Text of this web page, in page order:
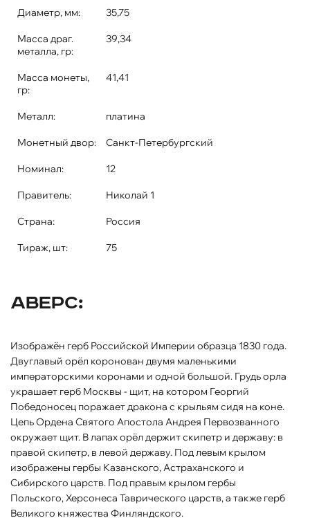
Диаметр, мм: 35,75
Масса драг.
металла, гр:
39,34
Масса монеты,
гр:
41,41
Металл: платина
Монетный двор: Санкт-Петербургский
Номинал: 12
Правитель: Николай 1
Страна: Россия
Тираж, шт: 75
Аверс:
Изображён герб Российской Империи образца 1830 года.
Двуглавый орёл коронован двумя маленькими
императорскими коронами и одной большой. Грудь орла
украшает герб Москвы - щит, на котором Георгий
Победоносец поражает дракона с крыльям сидя на коне.
Цепь Ордена Святого Апостола Андрея Первозванного
окружает щит. В лапах орёл держит скипетр и державу: в
правой скипетр, в левой державу. Под левым крылом
изображены гербы Казанского, Астраханского и
Сибирского царств. Под правым крылом гербы
Польского, Херсонеса Таврического царств, а также герб
Великого княжества Финляндского.